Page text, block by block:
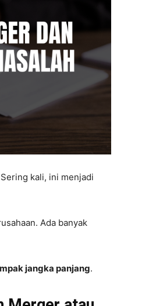
kali, ini menjadi
Ada banyak
jangka panjang.